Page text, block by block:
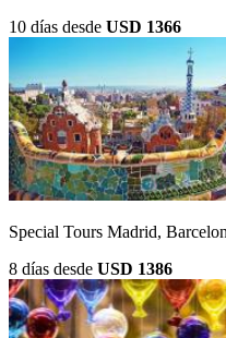
10 días desde USD 1366
Special Tours Madrid,
8 días desde USD 1386